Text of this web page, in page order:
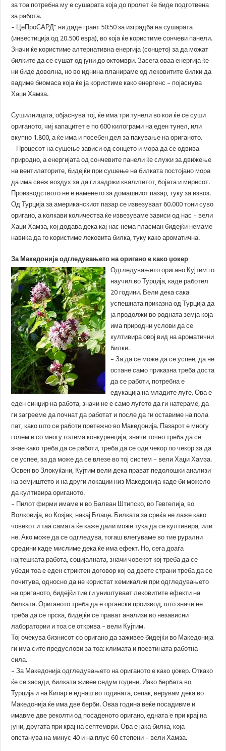
за тоа потребна му е сушарата која до пролет ќе биде подготвена
за работа.
– ЦеПроСАРД” ни даде грант 50:50 за изградба на сушарата
(инвестиција од 20.500 евра), во која ќе користиме сончеви панели.
Значи ќе користиме алтернативна енергија (сонцето) за да можат
билките да се сушат од јуни до октомври. Засега оваа енергија ќе
ни биде доволна, но во иднина планираме од лековитите билки да
вадиме биомаса која ќе ја користиме како енергенс – појаснува
Хаџи Хамза.
Сушилницата, објаснува тој, ќе има три тунели во кои ќе се суши
ориганото, чиј капацитет е по 600 килограми на еден тунел, или
вкупно 1.800, а ќе има и посебен дел за пакување на ориганото.
– Процесот на сушење зависи од сонцето и мора да се одвива
природно, а енергијата од сончевите панели ќе служи за движење
на вентилаторите, бидејќи при сушење на билката постојано мора
да има свеж воздух за да ги задржи квалитетот, бојата и мирисот.
Производството не е наменето за домашниот пазар, туку за извоз.
Од Турција за американскиот пазар се извезуваат 60.000 тони суво
оригано, а колкави количества ќе извезуваме зависи од нас – вели
Хаџи Хамза, кој додава дека кај нас нема пласман бидејќи немаме
навика да го користиме лековита билка, туку како ароматична.
За Македонија одгледувањето на оригано е како џокер
Одгледувањето оригано Кујтим го
научил во Турција, каде работел
20 години. Вели дека сака
успешната приказна од Турција да
ја продолжи во родната земја која
има природни услови да се
култивира овој вид на ароматични
билки.
– За да се може да се успее, да не
остане само приказна треба доста
да се работи, потребна е
едукација на младите луѓе. Ова е
еден синџир на работа, значи не е само луѓето да ги натераме, да
ги загрееме да почнат да работат и после да ги оставиме на пола
пат, како што се работи претежно во Македонија. Пазарот е многу
голем и со многу голема конкуренција, значи точно треба да се
знае како треба да се работи, треба да се оди чекор по чекор за да
се успее, за да може да се влезе во тој систем – вели Хаџи Хамза.
Освен во Злокуќани, Кујтим вели дека прават педолошки анализи
на земјиштето и на други локации низ Македонија каде би можело
да култивира ориганото.
– Пилот фирми имаме и во Балван Штипско, во Гевгелија, во
Волковија, во Козјак, накај Блаце. Билката за среќа не лаже како
човекот и таа самата ќе каже дали може тука да се култивира, или
не. Ако може да се одгледува, тогаш влегуваме во тие рурални
средини каде мислиме дека ќе има ефект. Но, сега доаѓа
најтешката работа, социјалната, значи човекот кој треба да се
убеди тоа е еден стриктен договор кој од двете страни треба да се
почитува, односно да не користат хемикалии при одгледувањето
на ориганото, бидејќи тие ги уништуваат лековитите ефекти на
билката. Ориганото треба да е органски производ, што значи не
треба да се прска, бидејќи се прават анализи во независни
лаборатории и тоа се открива – вели Кујтим.
Тој очекува бизнисот со оригано да заживее бидејќи во Македонија
ги има сите предуслови за тоа: климата и поевтината работна
сила.
– За Македонија одгледувањето на ориганото е како џокер. Откако
ќе се засади, билката живее седум години. Иако бербата во
Турција и на Кипар е еднаш во годината, сепак, верувам дека во
Македонија ќе има две берби. Оваа година веќе посадивме и
имавме две реколти од посаденото оригано, едната е при крај на
јуни, другата при крај на септември. Ова е јака билка, која
опстанува на минус 40 и на плус 60 степени – вели Хамза.